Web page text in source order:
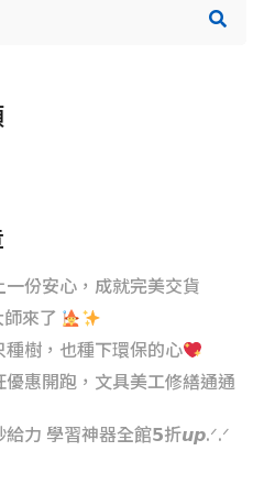
一份安心，成就完美交貨
來了
種樹，也種下環保的心
優惠開跑，文具美工修繕通通
給力 學習神器全館𝟱折𝙪𝙥.ᐟ.ᐟ